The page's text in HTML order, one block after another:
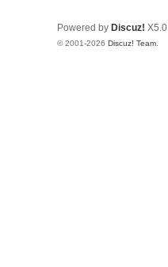
Powered by Discuz! X5.0
© 2001-2026 Discuz! Team